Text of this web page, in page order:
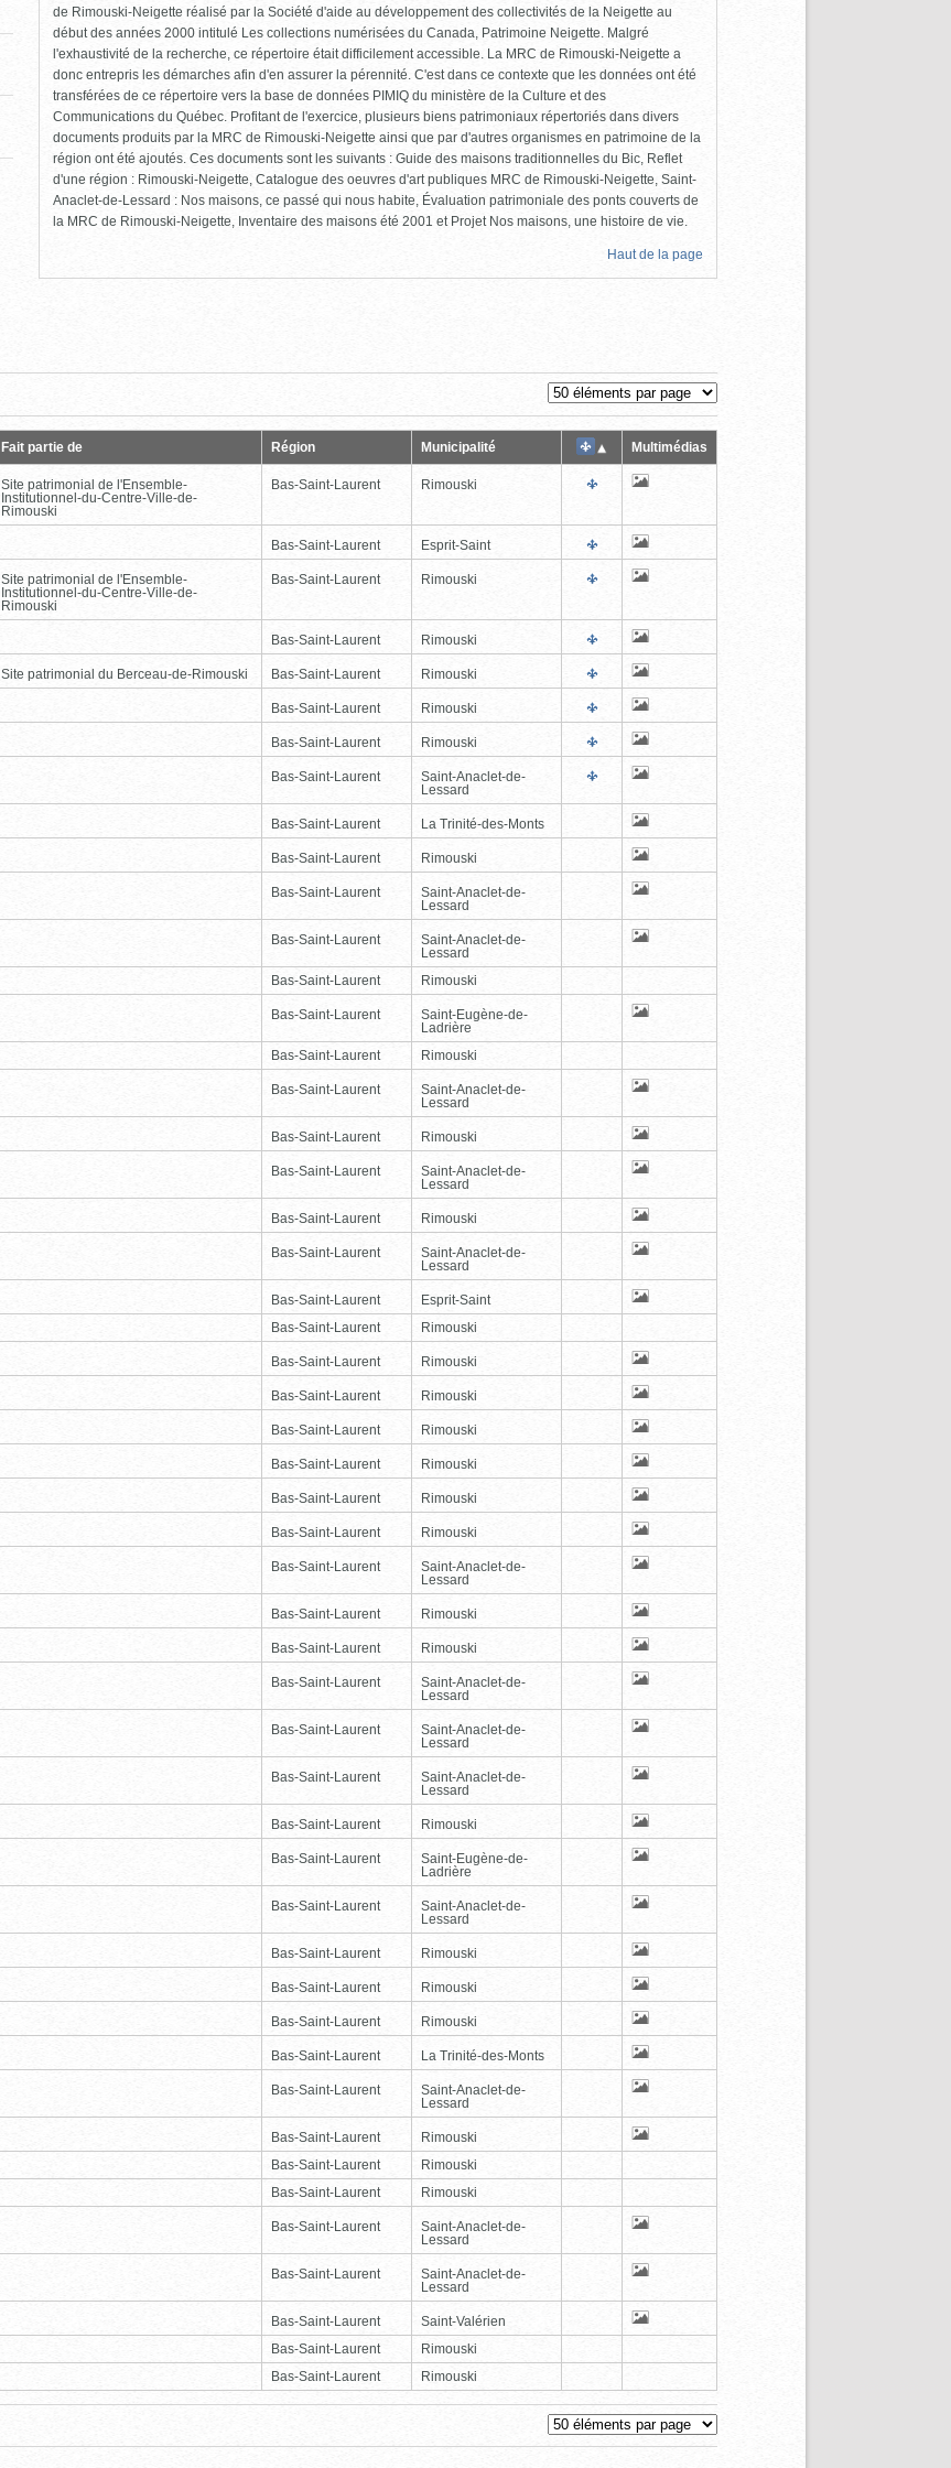
de Rimouski-Neigette réalisé par la Société d'aide au développement des collectivités de la Neigette au
début des années 2000 intitulé Les collections numérisées du Canada, Patrimoine Neigette. Malgré
l'exhaustivité de la recherche, ce répertoire était difficilement accessible. La MRC de Rimouski-Neigette a
donc entrepris les démarches afin d'en assurer la pérennité. C'est dans ce contexte que les données ont été
transférées de ce répertoire vers la base de données PIMIQ du ministère de la Culture et des
Communications du Québec. Profitant de l'exercice, plusieurs biens patrimoniaux répertoriés dans divers
documents produits par la MRC de Rimouski-Neigette ainsi que par d'autres organismes en patrimoine de la
région ont été ajoutés. Ces documents sont les suivants : Guide des maisons traditionnelles du Bic, Reflet
d'une région : Rimouski-Neigette, Catalogue des oeuvres d'art publiques MRC de Rimouski-Neigette, Saint-
Anaclet-de-Lessard : Nos maisons, ce passé qui nous habite, Évaluation patrimoniale des ponts couverts de
la MRC de Rimouski-Neigette, Inventaire des maisons été 2001 et Projet Nos maisons, une histoire de vie.
Haut de la page
Fait partie de Région Municipalité Multimédias
Site patrimonial de l'Ensemble-
Institutionnel-du-Centre-Ville-de-
Rimouski
Bas-Saint-Laurent Rimouski
Bas-Saint-Laurent Esprit-Saint
Site patrimonial de l'Ensemble-
Institutionnel-du-Centre-Ville-de-
Rimouski
Bas-Saint-Laurent Rimouski
Bas-Saint-Laurent Rimouski
Site patrimonial du Berceau-de-Rimouski Bas-Saint-Laurent Rimouski
Bas-Saint-Laurent Rimouski
Bas-Saint-Laurent Rimouski
Bas-Saint-Laurent
Saint-Anaclet-de-
Lessard
Bas-Saint-Laurent La Trinité-des-Monts
Bas-Saint-Laurent Rimouski
Bas-Saint-Laurent
Saint-Anaclet-de-
Lessard
Bas-Saint-Laurent
Saint-Anaclet-de-
Lessard
Bas-Saint-Laurent Rimouski
Bas-Saint-Laurent
Saint-Eugène-de-
Ladrière
Bas-Saint-Laurent Rimouski
Bas-Saint-Laurent
Saint-Anaclet-de-
Lessard
Bas-Saint-Laurent Rimouski
Bas-Saint-Laurent
Saint-Anaclet-de-
Lessard
Bas-Saint-Laurent Rimouski
Bas-Saint-Laurent
Saint-Anaclet-de-
Lessard
Bas-Saint-Laurent
Esprit-Saint
Bas-Saint-Laurent Rimouski
Bas-Saint-Laurent Rimouski
Bas-Saint-Laurent Rimouski
Bas-Saint-Laurent Rimouski
Bas-Saint-Laurent Rimouski
Bas-Saint-Laurent Rimouski
Bas-Saint-Laurent Rimouski
Bas-Saint-Laurent
Saint-Anaclet-de-
Lessard
Bas-Saint-Laurent Rimouski
Bas-Saint-Laurent Rimouski
Bas-Saint-Laurent
Saint-Anaclet-de-
Lessard
Bas-Saint-Laurent
Saint-Anaclet-de-
Lessard
Bas-Saint-Laurent
Saint-Anaclet-de-
Lessard
Bas-Saint-Laurent Rimouski
Bas-Saint-Laurent
Saint-Eugène-de-
Ladrière
Bas-Saint-Laurent
Saint-Anaclet-de-
Lessard
Bas-Saint-Laurent Rimouski
Bas-Saint-Laurent Rimouski
Bas-Saint-Laurent Rimouski
Bas-Saint-Laurent La Trinité-des-Monts
Bas-Saint-Laurent
Saint-Anaclet-de-
Lessard
Bas-Saint-Laurent
Rimouski
Bas-Saint-Laurent
Rimouski
Bas-Saint-Laurent Rimouski
Bas-Saint-Laurent
Saint-Anaclet-de-
Lessard
Bas-Saint-Laurent
Saint-Anaclet-de-
Lessard
Bas-Saint-Laurent
Saint-Valérien
Bas-Saint-Laurent
Rimouski
Bas-Saint-Laurent Rimouski